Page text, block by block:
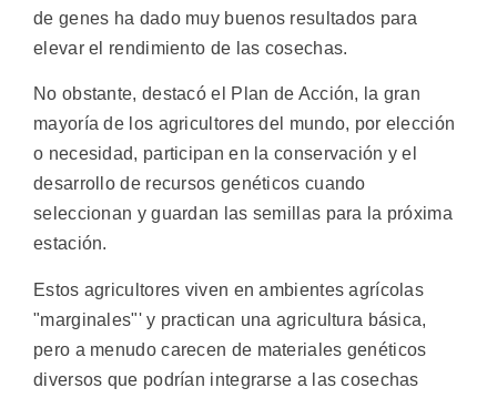
de genes ha dado muy buenos resultados para
elevar el rendimiento de las cosechas.
No obstante, destacó el Plan de Acción, la gran
mayoría de los agricultores del mundo, por elección
o necesidad, participan en la conservación y el
desarrollo de recursos genéticos cuando
seleccionan y guardan las semillas para la próxima
estación.
Estos agricultores viven en ambientes agrícolas
"marginales"' y practican una agricultura básica,
pero a menudo carecen de materiales genéticos
diversos que podrían integrarse a las cosechas